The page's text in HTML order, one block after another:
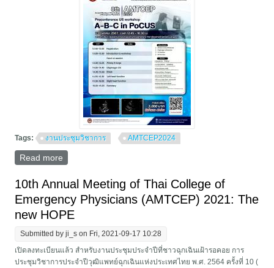
Tags: งานประชุมวิชาการ AMTCEP2024
Read more
10th Annual Meeting of Thai College of
Emergency Physicians (AMTCEP) 2021: The
new HOPE
Submitted byji_s on Fri, 2021-09-17 10:28
เปิดลงทะเบียนแล้ว สำหรับงานประชุมประจำปีที่ชาวฉุกเฉินเฝ้ารอคอย การ
ประชุมวิชาการประจำปีวุฒิแพทย์ฉุกเฉินแห่งประเทศไทย พ.ศ. 2564 ครั้งที่ 10 (